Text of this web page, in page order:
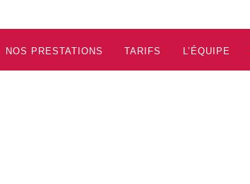
NOS PRESTATIONS TARIFS L’ÉQUIPE